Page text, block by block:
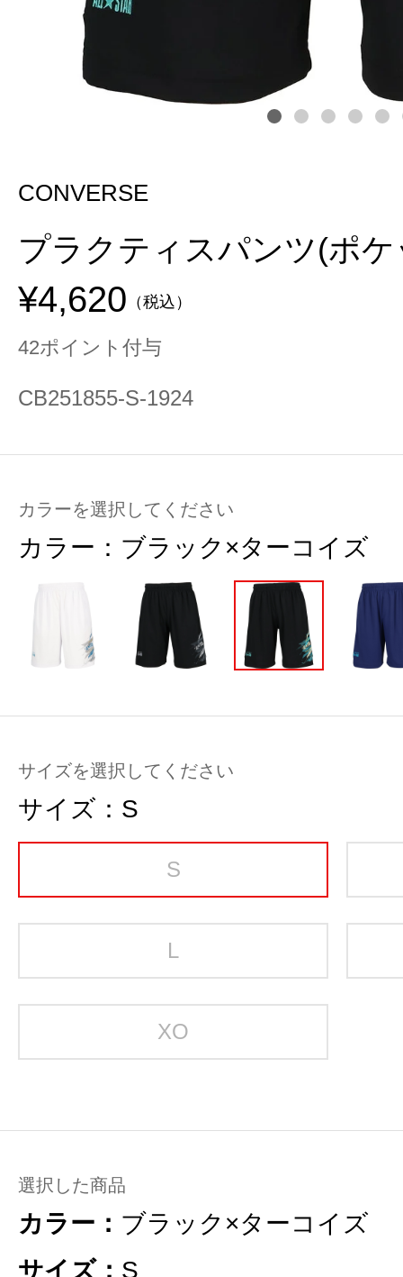
CONVERSE
プラクティスパンツ(ポ
¥4,620 （税込）
42ポイント付与
CB251855-S-1924
カラーを選択してください
カラー： ブラック×ターコイズ
サイズを選択してください
サイズ： S
S
L
XO
選択した商品
カラー： ブラック×ターコイズ
サイズ： S